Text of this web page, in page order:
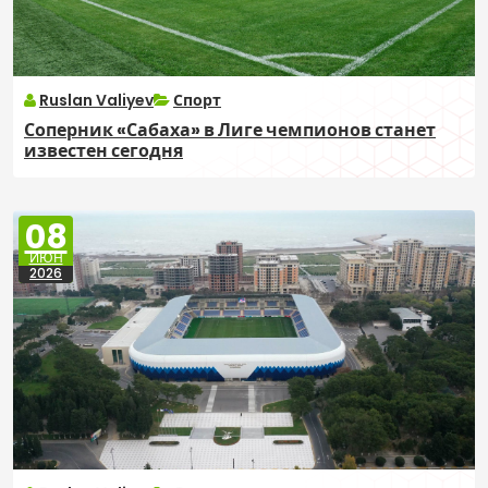
Ruslan Valiyev Спорт
Соперник «Сабаха» в Лиге чемпионов станет
известен сегодня
08
ИЮН
2026